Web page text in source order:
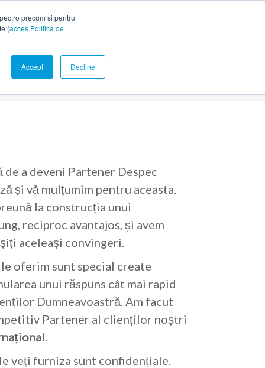
precum si pentru
(acces Politica de
Accept Decline
a deveni Partener Despec
și vă mulțumim pentru aceasta.
la construcția unui
reciproc avantajos, și avem
aceleași convingeri.
oferim sunt special create
unui răspuns cât mai rapid
Dumneavoastră. Am facut
Partener al clienților noștri
.
veți furniza sunt confidențiale.